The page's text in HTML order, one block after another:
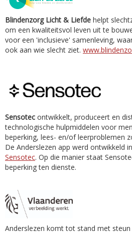
Blindenzorg Licht & Liefde helpt
om een kwaliteitsvol leven uit te
voor een 'inclusieve' samenleving,
ook aan wie slecht ziet.
Sensotec ontwikkelt, produceert en
technologische hulpmiddelen voor
beperking, lees- en/of leerproblemen
De Anderslezen app werd ontwikkeld
Sensotec. Op die manier staat
beperking ten dienste.
Anderslezen komt tot stand met steun